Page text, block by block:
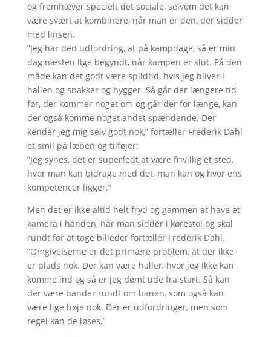
og fremhæver specielt det sociale, selvom det kan
være svært at kombinere, når man er den, der sidder
med linsen.
”Jeg har den udfordring, at på kampdage, så er min
dag næsten lige begyndt, når kampen er slut. På den
måde kan det godt være spildtid, hvis jeg bliver i
hallen og snakker og hygger. Så går der længere tid
før, der kommer noget om og går der for længe, kan
der også komme noget andet spændende. Der
kender jeg mig selv godt nok,” fortæller Frederik Dahl
et smil på læben og tilføjer:
”Jeg synes, det er superfedt at være frivillig et sted,
hvor man kan bidrage med det, man kan og hvor ens
kompetencer ligger.”
Men det er ikke altid helt fryd og gammen at have et
kamera i hånden, når man sidder i kørestol og skal
rundt for at tage billeder fortæller Frederik Dahl.
”Omgivelserne er det primære problem, at der ikke
er plads nok. Der kan være haller, hvor jeg ikke kan
komme ind og så er jeg dømt ude fra start. Så kan
der være bander rundt om banen, som også kan
være lige høje nok. Der er udfordringer, men som
regel kan de løses.”